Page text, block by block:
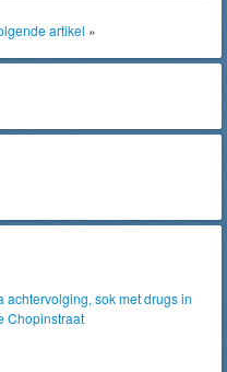
artikel »
sok met drugs in
Chopinstraat